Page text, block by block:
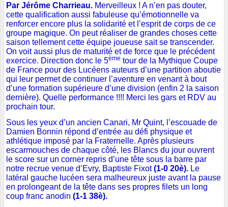
Par Jérôme Charrieau. Merveilleux ! A n’en pas douter,
cette qualification aussi fabuleuse qu’émotionnelle va
renforcer encore plus la solidarité et l’esprit de corps de ce
groupe magique. On peut réaliser de grandes choses cette
saison tellement cette équipe joueuse sait se transcender.
On voit aussi plus de maturité et de force que le précédent
exercice. Direction donc le 5ème tour de la Mythique Coupe
de France pour des Lucéens auteurs d’une partition aboutie
qui leur permet de continuer l’aventure en venant à bout
d’une formation supérieure d’une division (enfin 2 la saison
dernière). Quelle performance !!!! Merci les gars et RDV au
prochain tour.
Sous les yeux d’un ancien Canari, Mr Quint, l’escouade de
Damien Bonnin répond d’entrée au défi physique et
athlétique imposé par la Fraternelle. Après plusieurs
escarmouches de chaque côté, les Blancs du jour ouvrent
le score sur un corner repris d’une tête sous la barre par
notre recrue venue d’Evry, Baptiste Fixot(1-0 20è). Le
latéral gauche lucéen sera malheureux juste avant la pause
en prolongeant de la tête dans ses propres filets un long
coup franc anodin (1-1 38è).